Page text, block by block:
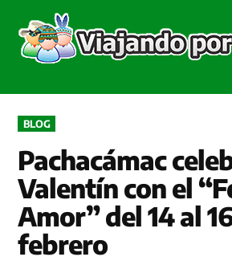
contenido
PUBLICADO
EN
BLOG
Pachacámac
Valentín con el
Amor” del 14 al
febrero